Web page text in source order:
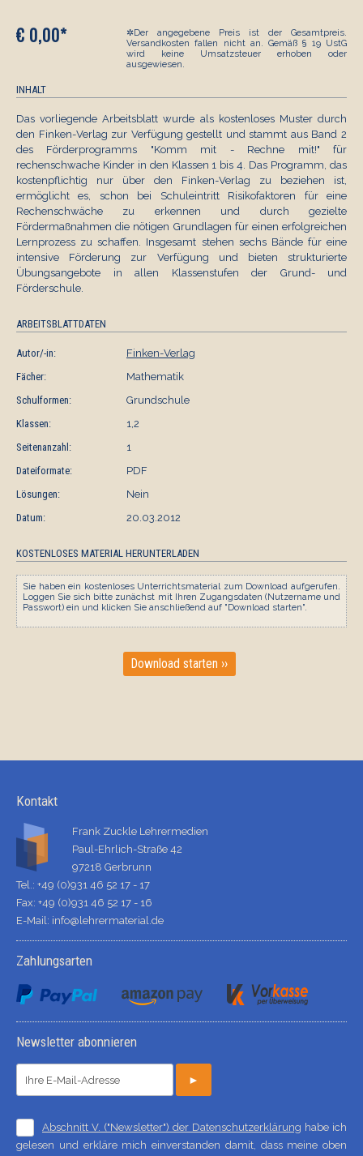
€ 0,00*
✲Der angegebene Preis ist der Gesamtpreis.
Versandkosten fallen nicht an. Gemäß § 19 UstG
wird keine Umsatzsteuer erhoben oder
ausgewiesen.
INHALT
Das vorliegende Arbeitsblatt wurde als kostenloses Muster durch
den Finken-Verlag zur Verfügung gestellt und stammt aus Band 2
des Förderprogramms "Komm mit - Rechne mit!" für
rechenschwache Kinder in den Klassen 1 bis 4. Das Programm, das
kostenpflichtig nur über den Finken-Verlag zu beziehen ist,
ermöglicht es, schon bei Schuleintritt Risikofaktoren für eine
Rechenschwäche zu erkennen und durch gezielte
Fördermaßnahmen die nötigen Grundlagen für einen erfolgreichen
Lernprozess zu schaffen. Insgesamt stehen sechs Bände für eine
intensive Förderung zur Verfügung und bieten strukturierte
Übungsangebote in allen Klassenstufen der Grund- und
Förderschule.
ARBEITSBLATTDATEN
Autor/-in:
Finken-Verlag
Fächer:
Mathematik
Schulformen:
Grundschule
Klassen:
1,2
Seitenanzahl:
1
Dateiformate:
PDF
Lösungen:
Nein
Datum:
20.03.2012
KOSTENLOSES MATERIAL HERUNTERLADEN
Sie haben ein kostenloses Unterrichtsmaterial zum Download aufgerufen.
Loggen Sie sich bitte zunächst mit Ihren Zugangsdaten (Nutzername und
Passwort) ein und klicken Sie anschließend auf "Download starten".
Download starten ››
Kontakt
Frank Zuckle Lehrermedien
Paul-Ehrlich-Straße 42
97218 Gerbrunn
Tel.: +49 (0)931 46 52 17 - 17
Fax: +49 (0)931 46 52 17 - 16
E-Mail: info@lehrermaterial.de
Zahlungsarten
Newsletter abonnieren
►
Abschnitt V. ("Newsletter") der Datenschutzerklärung habe ich
gelesen und erkläre mich einverstanden damit, dass meine oben